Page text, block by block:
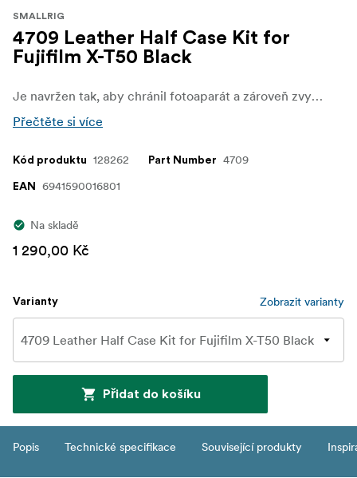
SMALLRIG
4709 Leather Half Case Kit for
Fujifilm X-T50 Black
Je navržen tak, aby chránil fotoaparát a zároveň zvyšoval jeho vintage kouzlo a kvalitu. Sada obsahuje kožené polopouzdro a ramenní popruh.
Přečtěte si více
Kód produktu 128262 Part Number 4709
EAN 6941590016801
Na skladě
1 290,00 Kč
Varianty Zobrazit varianty
Přidat do košíku
Popis Technické specifikace Související produkty